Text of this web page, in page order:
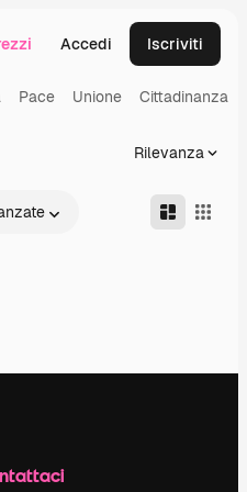
Accedi Iscriviti
Pace Unione Cittadinanza
Rilevanza